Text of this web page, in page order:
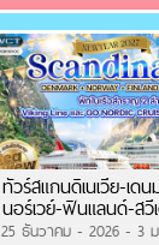
ทัวร์สแกนดิเนเวีย-เด
นอร์เวย์-ฟินแลนด์-ส
25 ธันวาคม - 2026 - 3